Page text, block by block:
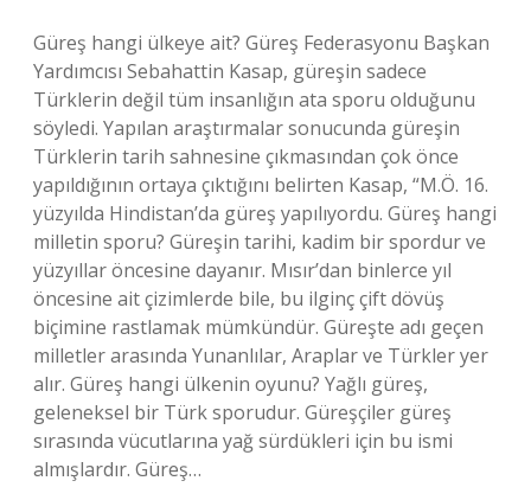
Güreş hangi ülkeye ait? Güreş Federasyonu Başkan
Yardımcısı Sebahattin Kasap, güreşin sadece
Türklerin değil tüm insanlığın ata sporu olduğunu
söyledi. Yapılan araştırmalar sonucunda güreşin
Türklerin tarih sahnesine çıkmasından çok önce
yapıldığının ortaya çıktığını belirten Kasap, “M.Ö. 16.
yüzyılda Hindistan’da güreş yapılıyordu. Güreş hangi
milletin sporu? Güreşin tarihi, kadim bir spordur ve
yüzyıllar öncesine dayanır. Mısır’dan binlerce yıl
öncesine ait çizimlerde bile, bu ilginç çift dövüş
biçimine rastlamak mümkündür. Güreşte adı geçen
milletler arasında Yunanlılar, Araplar ve Türkler yer
alır. Güreş hangi ülkenin oyunu? Yağlı güreş,
geleneksel bir Türk sporudur. Güreşçiler güreş
sırasında vücutlarına yağ sürdükleri için bu ismi
almışlardır. Güreş…